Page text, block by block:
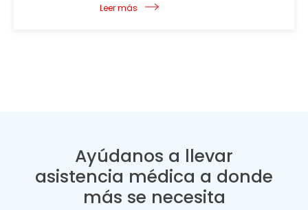
Leer más
Ayúdanos a llevar
asistencia médica a donde
más se necesita